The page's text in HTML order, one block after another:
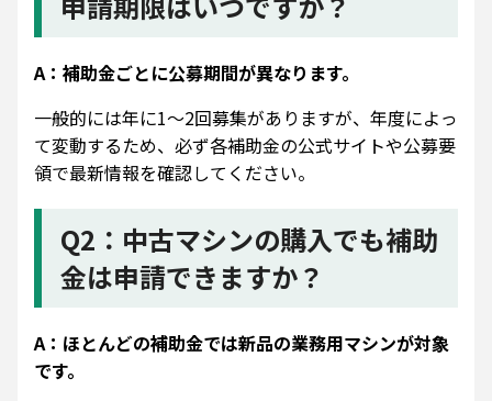
A：補助金ごとに公募期間が異なります。
一般的には年に1〜2回募集がありますが、年度によっ
て変動するため、必ず各補助金の公式サイトや公募要
領で最新情報を確認してください。
Q2：中古マシンの購入でも補助
金は申請できますか？
A：ほとんどの補助金では新品の業務用マシンが対象
です。